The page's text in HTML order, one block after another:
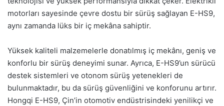
motorları sayesinde çevre dostu bir sürüş sağlayan E-HS9,
aynı zamanda lüks bir iç mekâna sahiptir.
Yüksek kaliteli malzemelerle donatılmış iç mekânı, geniş ve
konforlu bir sürüş deneyimi sunar. Ayrıca, E-HS9’un sürücü
destek sistemleri ve otonom sürüş yetenekleri de
bulunmaktadır, bu da sürüş güvenliğini ve konforunu artırır.
Hongqi E-HS9, Çin’in otomotiv endüstrisindeki yenilikçi ve